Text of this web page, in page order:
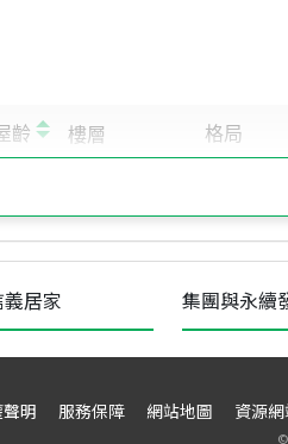
義居家 集團與永續
明 服務保障 網站地圖 資源
©